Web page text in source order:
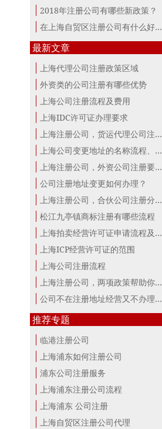
2018年注册公司有哪些新政策？
在上海自贸区注册公司有什么好处？
最新文章
上海代理公司注册政策区域
外资类的公司注册有哪些优势
上海公司注册流程及费用
上海IDC许可证办理要求
上海注册公司，货运代理公司注册条件！
上海公司变更地址的名称流程、材料、...
上海注册公司，外资公司注册要点！
公司注册地址变更如何办理？
上海注册公司，合伙公司注册分析！
松江九亭镇商标注册有哪些流程
上海拍卖经营许可证申请流程及材料
上海ICP经营许可证的范围
上海公司注册流程
上海注册公司，两项政策帮助你最大。
公司不在注册地址经营又不办理变更，...
推荐专题
临港注册公司
上海浦东如何注册公司
浦东公司注册服务
上海浦东注册公司流程
上海浦东 公司注册
上海自贸区注册公司代理